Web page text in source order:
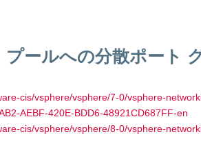
ールへの分散ポート
cis/vsphere/vsphere/7-0/vsphere-
AEBF-420E-BDD6-48921CD687FF-en
cis/vsphere/vsphere/8-0/vsphere-